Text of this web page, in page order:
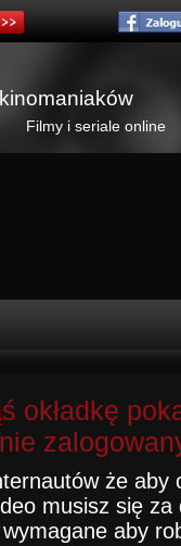
Filmy i seriale online
okładkę
że aby
musisz się
aby